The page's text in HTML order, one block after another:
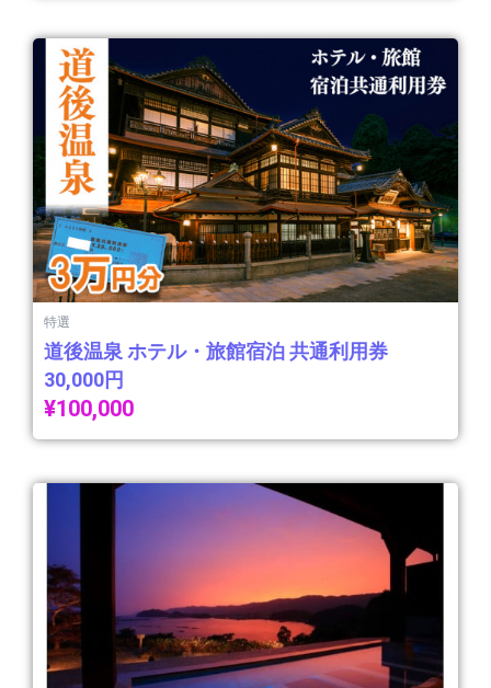
特選
道後温泉 ホテル・旅館宿泊 共通利用券
30,000円
¥100,000